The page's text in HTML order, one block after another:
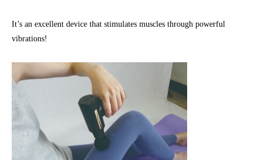
It’s an excellent device that stimulates muscles through powerful
vibrations!